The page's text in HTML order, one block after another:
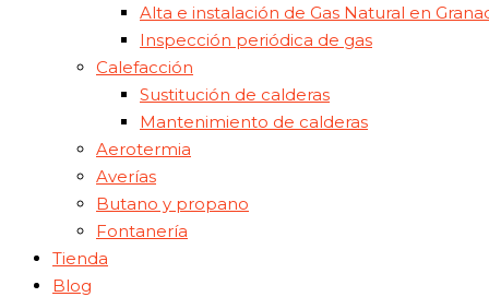
Alta e instalación de Gas Natural en
Inspección periódica de gas
Calefacción
Sustitución de calderas
Mantenimiento de calderas
Aerotermia
Averías
Butano y propano
Fontanería
Tienda
Blog